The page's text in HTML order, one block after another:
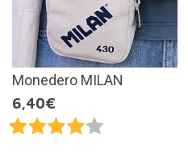
Monedero MILAN
6,40€